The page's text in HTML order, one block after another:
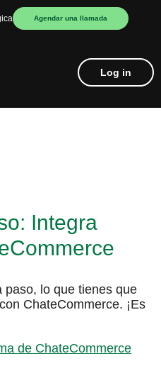
Agendar una llamada
Log in
Integra
lo que tienes que
ChateCommerce. ¡Es
de ChateCommerce